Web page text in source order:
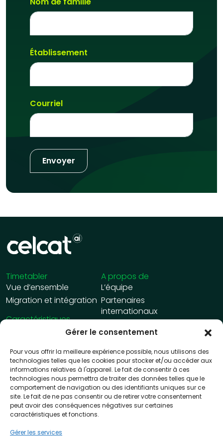
Gérer le consentement
Pour vous offrir la meilleure expérience possible, nous utilisons des
technologies telles que les cookies pour stocker et/ou accéder aux
informations relatives à l'appareil. Le fait de consentir à ces
technologies nous permettra de traiter des données telles que le
comportement de navigation ou des identifiants uniques sur ce
site. Le fait de ne pas consentir ou de retirer votre consentement
peut avoir des conséquences négatives sur certaines
caractéristiques et fonctions.
Gérer les services
Établissement
Courriel
Timetabler
Vue d’ensemble
Migration et intégration
Caractéristiques
Gestion interactive des
Rapports
Publication
Réservation d’une salle
de cours
Extensions
Planification
automatique
A propos de
L’équipe
Partenaires
internationaux
Notre mission
Ressources
Articles
Témoignages de clients
Démonstrations et
webinaires